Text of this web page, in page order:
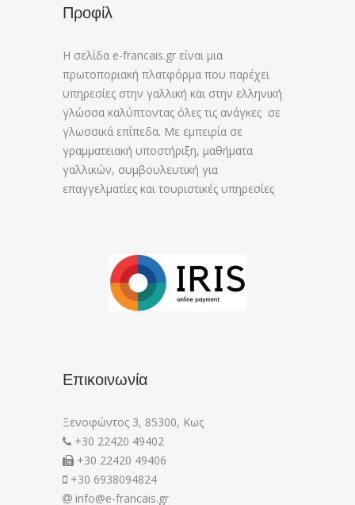
Προφίλ
Η σελίδα e-francais.gr είναι μια
πρωτοποριακή πλατφόρμα που παρέχει
υπηρεσίες στην γαλλική και στην ελληνική
γλώσσα καλύπτοντας όλες τις ανάγκες σε
γλωσσικά επίπεδα. Με εμπειρία σε
γραμματειακή υποστήριξη, μαθήματα
γαλλικών, συμβουλευτική για
επαγγελματίες και τουριστικές υπηρεσίες
Επικοινωνία
Ξενοφώντος 3, 85300, Κως
+30 22420 49402
+30 22420 49406
+30 6938094824
info@e-francais.gr